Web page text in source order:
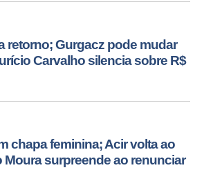
retorno; Gurgacz pode mudar
Carvalho silencia sobre R$
chapa feminina; Acir volta ao
Moura surpreende ao renunciar